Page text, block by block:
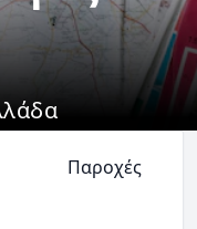
Παροχές